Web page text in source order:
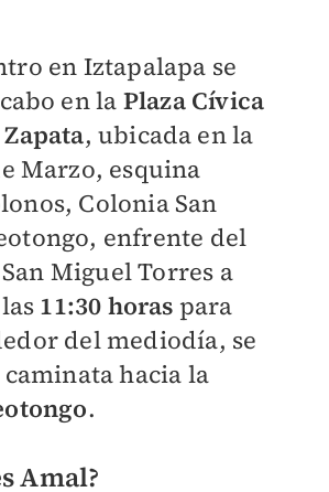
en Iztapalapa se
en la Plaza Cívica
, ubicada en la
Marzo, esquina
Colonia San
enfrente del
Miguel Torres a
11:30 horas para
del mediodía, se
hacia la
.
Amal?